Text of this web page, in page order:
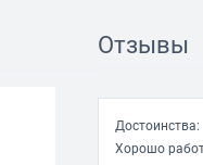
Отзывы
Достоинства:
Хорошо